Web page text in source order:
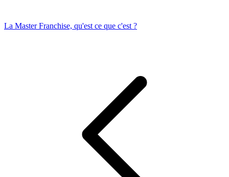
La Master Franchise, qu'est ce que c'est ?